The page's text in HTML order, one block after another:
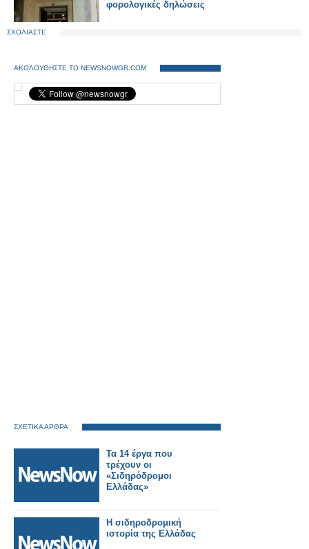
φορολογικές δηλώσεις
ΣΧΟΛΙΑΣΤΕ
ΑΚΟΛΟΥΘΗΣΤΕ ΤΟ NEWSNOWGR.COM
ΣΧΕΤΙΚΑ ΑΡΘΡΑ
Τα 14 έργα που
τρέχουν οι
«Σιδηρόδρομοι
Ελλάδας»
Η σιδηροδρομική
ιστορία της Ελλάδας